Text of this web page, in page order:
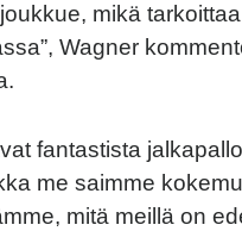
mikä
Wagner
fantastista
me saimme
mitä meillä on